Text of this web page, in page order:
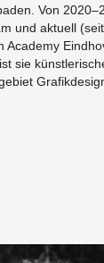
Von
und aktuell
Academy
sie